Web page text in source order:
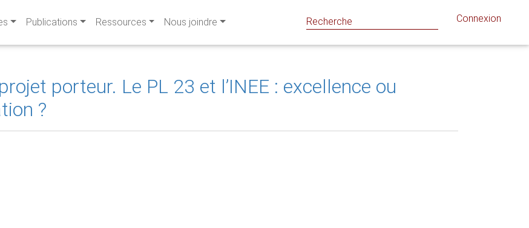
Publications Ressources Nous joindre Connexion
porteur. Le PL 23 et l’INEE : excellence ou
?